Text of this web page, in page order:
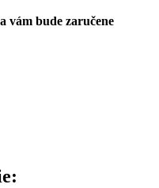
vám bude zaručene